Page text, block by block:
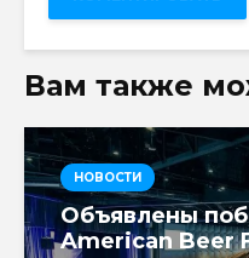
Вам также
НОВОСТИ
Объявлены
American Beer